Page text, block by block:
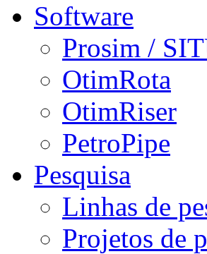
Software
Prosim /
OtimRota
OtimRiser
PetroPipe
Pesquisa
Linhas de
Projetos de